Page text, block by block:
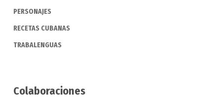
PERSONAJES
RECETAS CUBANAS
TRABALENGUAS
Colaboraciones